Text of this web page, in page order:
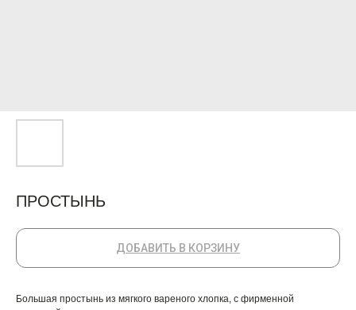
ПРОСТЫНЬ
ДОБАВИТЬ В КОРЗИНУ
Большая простынь из мягкого вареного хлопка, с фирменной